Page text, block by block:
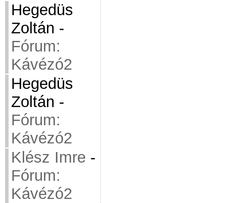
Hegedüs
Zoltán -
Fórum:
Kávézó2
Hegedüs
Zoltán -
Fórum:
Kávézó2
Klész Imre -
Fórum:
Kávézó2